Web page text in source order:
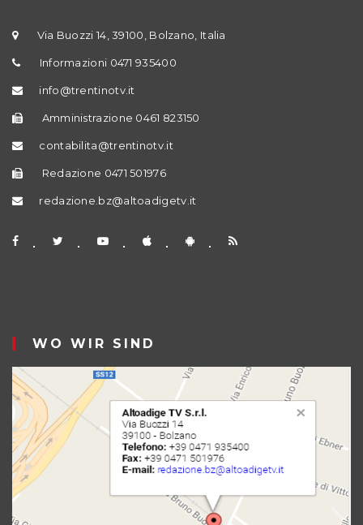
Via Buozzi 14, 39100, Bolzano, Italia
Informazioni 0471 935400
info@trentinotv.it
Amministrazione 0461 823150
contabilita@trentinotv.it
Redazione 0471 501976
redazione.bz@altoadigetv.it
WO WIR SIND